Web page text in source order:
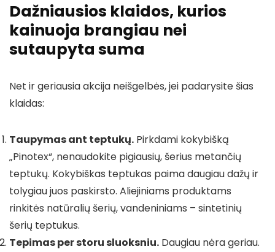
Dažniausios klaidos, kurios
kainuoja brangiau nei
sutaupyta suma
Net ir geriausia akcija neišgelbės, jei padarysite šias
klaidas:
Taupymas ant teptukų. Pirkdami kokybišką
„Pinotex“, nenaudokite pigiausių, šerius metančių
teptukų. Kokybiškas teptukas paima daugiau dažų ir
tolygiau juos paskirsto. Aliejiniams produktams
rinkitės natūralių šerių, vandeniniams – sintetinių
šerių teptukus.
Tepimas per storu sluoksniu. Daugiau nėra geriau.